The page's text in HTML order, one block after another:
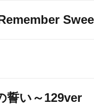
誓い～129ver